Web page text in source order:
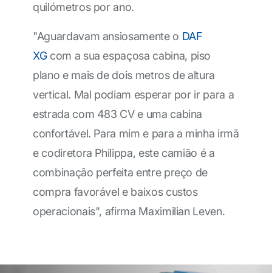
quilómetros por ano.
"Aguardavam ansiosamente o DAF
XGcom a sua espaçosa cabina, piso
plano e mais de dois metros de altura
vertical. Mal podiam esperar por ir para a
estrada com 483 CV e uma cabina
confortável. Para mim e para a minha irmã
e codiretora Philippa, este camião é a
combinação perfeita entre preço de
compra favorável e baixos custos
operacionais", afirma Maximilian Leven.